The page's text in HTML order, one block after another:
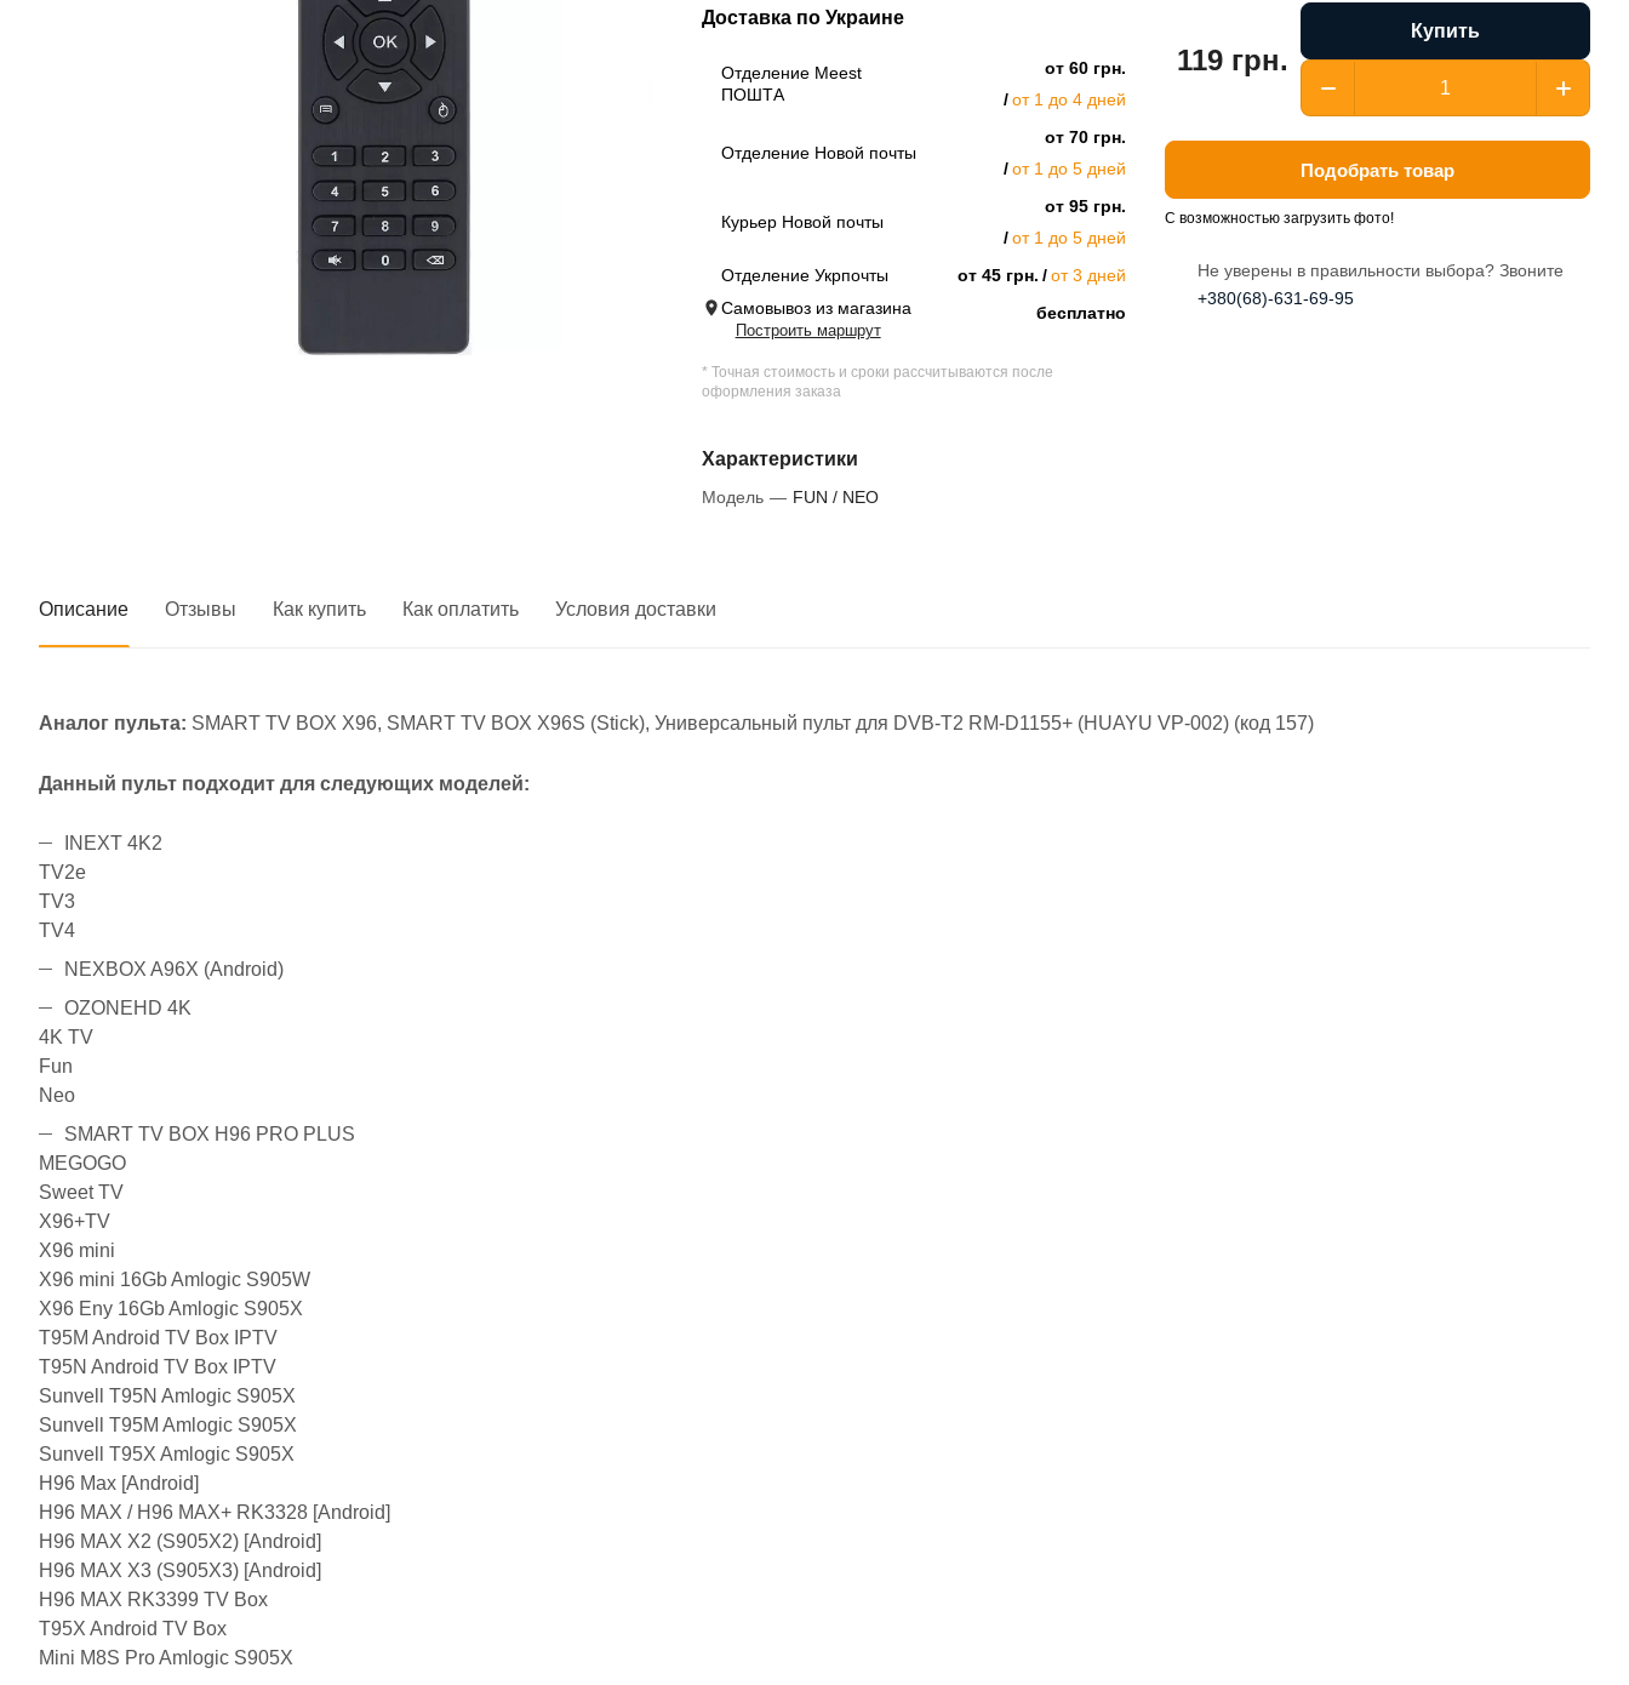
Доставка по Украине
Отделение Meest
ПОШТА
от 60 грн.
от 1 до 4 дней
Отделение Новой почты
от 70 грн.
от 1 до 5 дней
Курьер Новой почты
от 95 грн.
от 1 до 5 дней
Отделение Укрпочты
от 45 грн.
от 3 дней
Самовывоз из магазина
Построить маршрут
бесплатно
* Точная стоимость и сроки рассчитываются после
оформления заказа
Характеристики
Модель — FUN / NEO
119 грн.
Купить
Подобрать товар
С возможностью загрузить фото!
Не уверены в правильности выбора? Звоните
+380(68)-631-69-95
Описание Отзывы Как купить Как оплатить Условия доставки
Аналог пульта: SMART TV BOX X96, SMART TV BOX X96S (Stick), Универсальный пульт для DVB-T2 RM-D1155+ (HUAYU VP-002) (код 157)
Данный пульт подходит для следующих моделей:
INEXT 4K2
TV2e
TV3
TV4
NEXBOX A96X (Android)
OZONEHD 4K
4K TV
Fun
Neo
SMART TV BOX H96 PRO PLUS
MEGOGO
Sweet TV
X96+TV
X96 mini
X96 mini 16Gb Amlogic S905W
X96 Eny 16Gb Amlogic S905X
T95M Android TV Box IPTV
T95N Android TV Box IPTV
Sunvell T95N Amlogic S905X
Sunvell T95M Amlogic S905X
Sunvell T95X Amlogic S905X
H96 Max [Android]
H96 MAX / H96 MAX+ RK3328 [Android]
H96 MAX X2 (S905X2) [Android]
H96 MAX X3 (S905X3) [Android]
H96 MAX RK3399 TV Box
T95X Android TV Box
Mini M8S Pro Amlogic S905X